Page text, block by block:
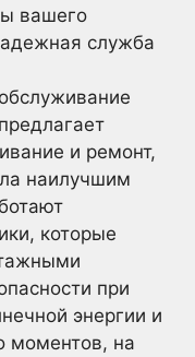
вашего
служба
и ремонт,
наилучшим
которые
при
энергии и
моментов, на